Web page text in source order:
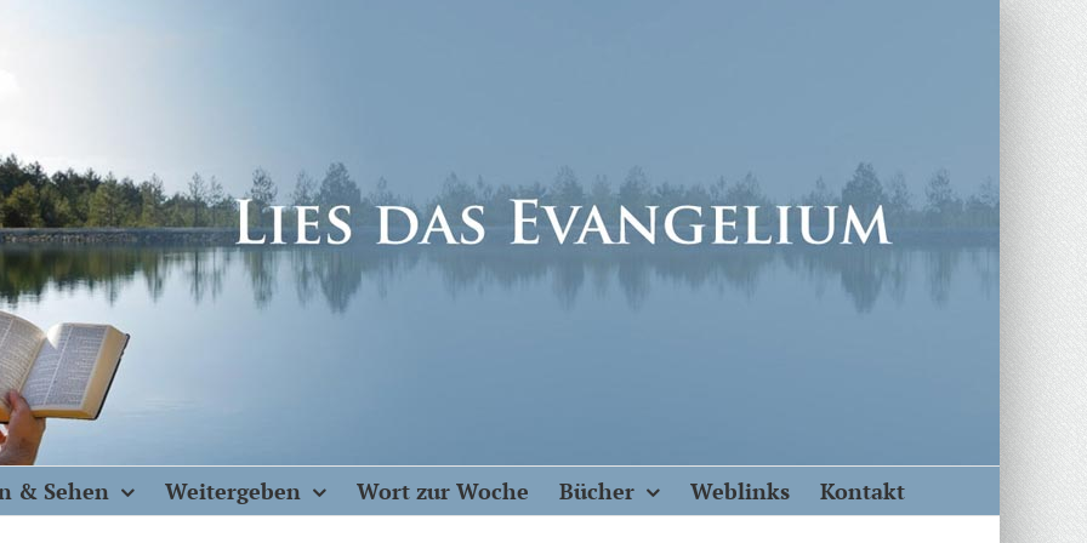
& Sehen Weitergeben Wort zur Woche Bücher Weblinks Kontakt